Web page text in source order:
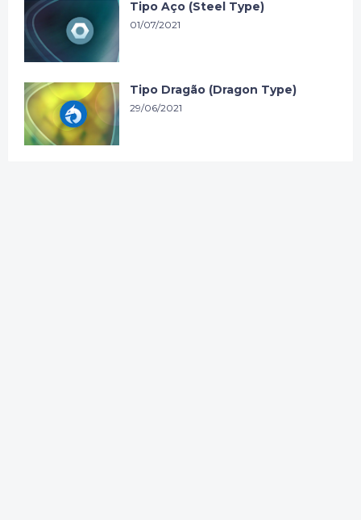
Tipo Aço (Steel Type)
01/07/2021
Tipo Dragão (Dragon Type)
29/06/2021